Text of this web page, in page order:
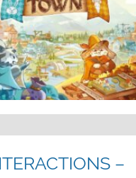
–